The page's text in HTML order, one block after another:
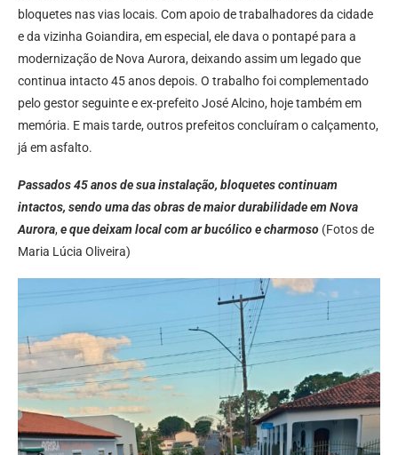
bloquetes nas vias locais. Com apoio de trabalhadores da cidade
e da vizinha Goiandira, em especial, ele dava o pontapé para a
modernização de Nova Aurora, deixando assim um legado que
continua intacto 45 anos depois. O trabalho foi complementado
pelo gestor seguinte e ex-prefeito José Alcino, hoje também em
memória. E mais tarde, outros prefeitos concluíram o calçamento,
já em asfalto.
Passados 45 anos de sua instalação, bloquetes continuam
intactos, sendo uma das obras de maior durabilidade em Nova
Aurora, e que deixam local com ar bucólico e charmoso (Fotos de
Maria Lúcia Oliveira)